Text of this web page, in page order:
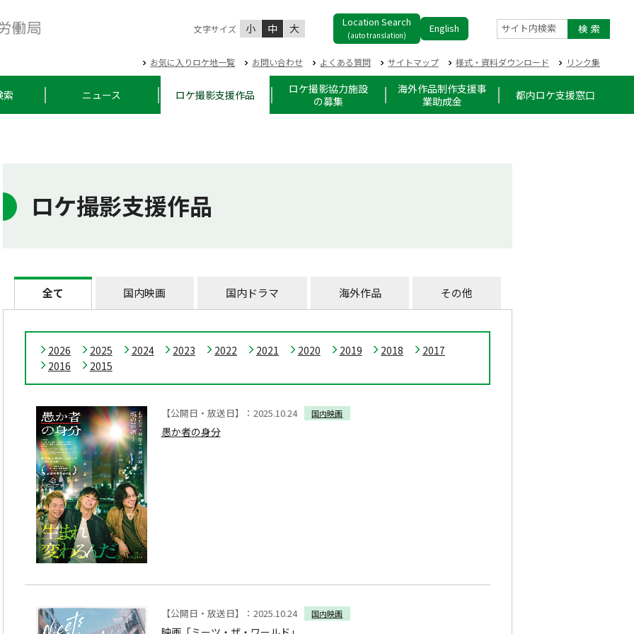
文字サイズ 小 中 大 Location Search
(auto translation)
English サイト内検索
お気に入りロケ地一覧 お問い合わせ よくある質問 サイトマップ 様式・資料ダウンロード リンク集
索 ニュース ロケ撮影支援作品
ロケ撮影協力施設
の募集
海外作品制作支援事
業助成金
都内ロケ支援窓口
ロケ撮影支援作品
全て 国内映画 国内ドラマ 海外作品 その他
2026 2025 2024 2023 2022 2021 2020 2019 2018
2017
2016
2015
【公開日・放送日】：2025.10.24 国内映画
愚か者の身分
【公開日・放送日】：2025.10.24 国内映画